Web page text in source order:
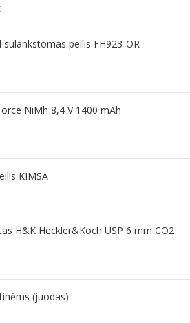
sulankstomas peilis FH923-OR
NiMh 8,4 V 1400 mAh
KIMSA
H&K Heckler&Koch USP 6 mm CO2
(juodas)